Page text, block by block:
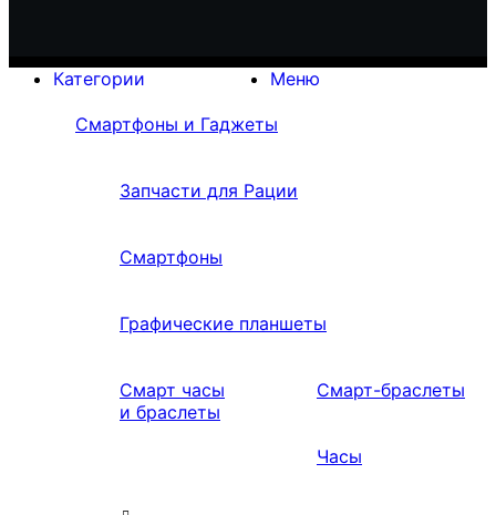
Меню
Категории
Смартфоны и Гаджеты
Запчасти для Рации
Смартфоны
Графические планшеты
Смарт часы
и браслеты
Смарт-браслеты
Часы